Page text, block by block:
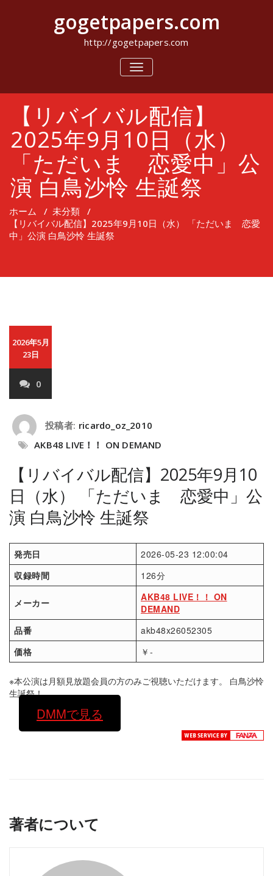
キ
gogetpapers.com
http://gogetpapers.com
ナ
ビ
シ
ョ
ン
を
切
え
【リバイバル配信】
2025年9月10日（水）
「ただいま 恋愛中」公
演 白鳥沙怜 生誕祭
ホーム / 未分類 /
【リバイバル配信】2025年9月10日（水） 「ただいま 恋愛
中」公演 白鳥沙怜 生誕祭
2026年5月
23日
0
投稿者: ricardo_oz_2010
AKB48 LIVE！！ ON DEMAND
【リバイバル配信】2025年9月10
日（水） 「ただいま 恋愛中」公
演 白鳥沙怜 生誕祭
発売日
2026-05-23 12:00:04
収録時間
126分
メーカー
AKB48 LIVE！！ ON
DEMAND
品番
akb48x26052305
価格
￥-
※本公演は月額見放題会員の方のみご視聴いただけます。 白鳥沙怜
生誕祭！
DMMで見る
著者について